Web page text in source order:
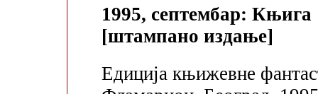
1995, септембар:
[штампано издање]
Едиција књижевне